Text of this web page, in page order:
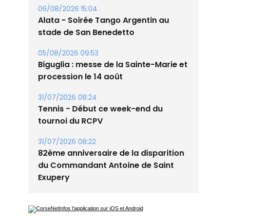
06/08/2026 15:04
Alata - Soirée Tango Argentin au
stade de San Benedetto
05/08/2026 09:53
Biguglia : messe de la Sainte-Marie et
procession le 14 août
31/07/2026 08:24
Tennis - Début ce week-end du
tournoi du RCPV
31/07/2026 08:22
82ème anniversaire de la disparition
du Commandant Antoine de Saint
Exupery